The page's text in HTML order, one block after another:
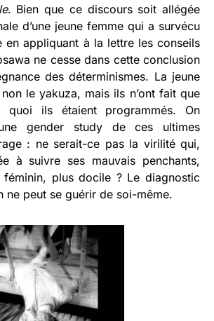
. Bien que ce discours soit allégée
d’une jeune femme qui a survécu
en appliquant à la lettre les conseils
ne cesse dans cette conclusion
des déterminismes. La jeune
le yakuza, mais ils n’ont fait que
quoi ils étaient programmés. On
gender study de ces ultimes
: ne serait-ce pas la virilité qui,
à suivre ses mauvais penchants,
plus docile ? Le diagnostic
ne peut se guérir de soi-même.